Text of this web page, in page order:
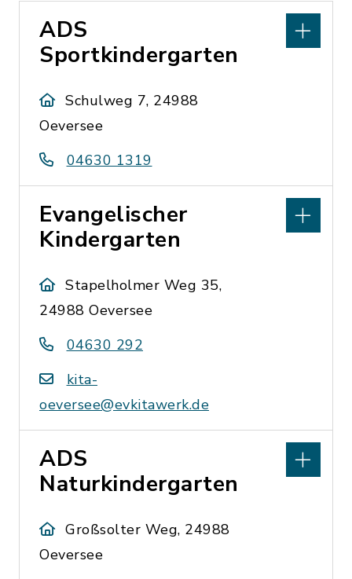
ADS
Sportkindergarten
Schulweg 7, 24988
Oeversee
04630 1319
Evangelischer
Kindergarten
Stapelholmer Weg 35,
24988 Oeversee
04630 292
kita-
oeversee@evkitawerk.de
ADS
Naturkindergarten
Großsolter Weg, 24988
Oeversee